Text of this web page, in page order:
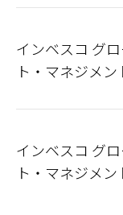
インベスコ グ
ト・マネジメ
インベスコ グ
ト・マネジメ